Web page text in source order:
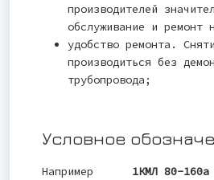
производителей
обслуживание и ремонт
удобство ремонта.
производиться без
трубопровода;
Условное
Например
1КМЛ 80-